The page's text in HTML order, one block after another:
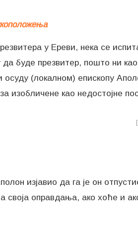
у Ереви, нека се
буде презвитер, пошто ни
осуду (локалном) епископу
изобличене као недостојне
[
изјавио да га је он
своја оправдања, ако хоће и